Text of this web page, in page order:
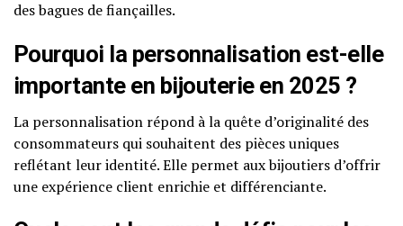
des bagues de fiançailles.
Pourquoi la personnalisation est-elle
importante en bijouterie en 2025 ?
La personnalisation répond à la quête d’originalité des
consommateurs qui souhaitent des pièces uniques
reflétant leur identité. Elle permet aux bijoutiers d’offrir
une expérience client enrichie et différenciante.